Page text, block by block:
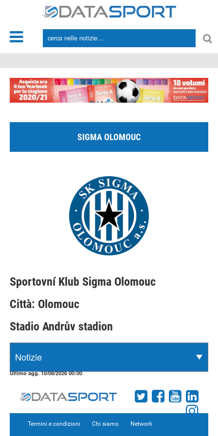
SIGMA OLOMOUC
Sportovní Klub Sigma Olomouc
Città: Olomouc
Stadio Andrův stadion
Ultimo agg. 10/08/2026 00:00
Termini e condizioni Chi siamo Network